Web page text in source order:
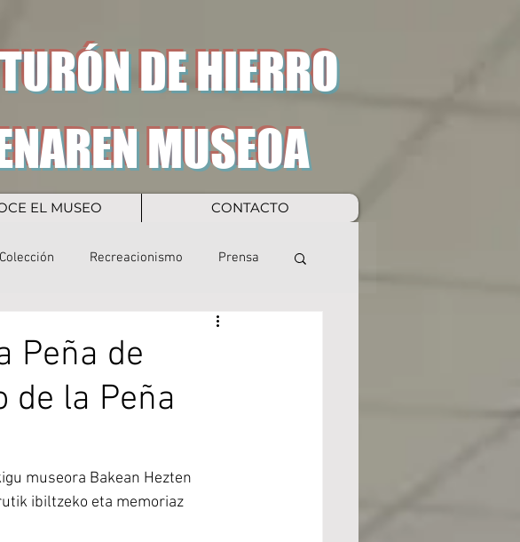
DE HIERRO
EL MUSEO CONTACTO
MUSEOA
Colección Recreacionismo Prensa
Peña de
de la Peña
museora Bakean Hezten
ibiltzeko eta memoriaz